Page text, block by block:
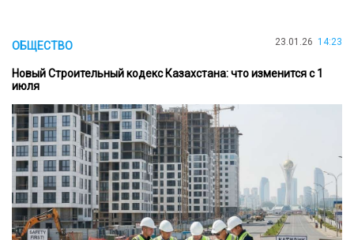
ОБЩЕСТВО 23.01.26 14:23
Новый Строительный кодекс Казахстана: что изменится с 1
июля